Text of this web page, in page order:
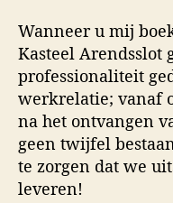
Wanneer u mij
Kasteel Arendsslot
professionaliteit
werkrelatie; vanaf
na het ontvangen
geen twijfel
te zorgen dat we
leveren!